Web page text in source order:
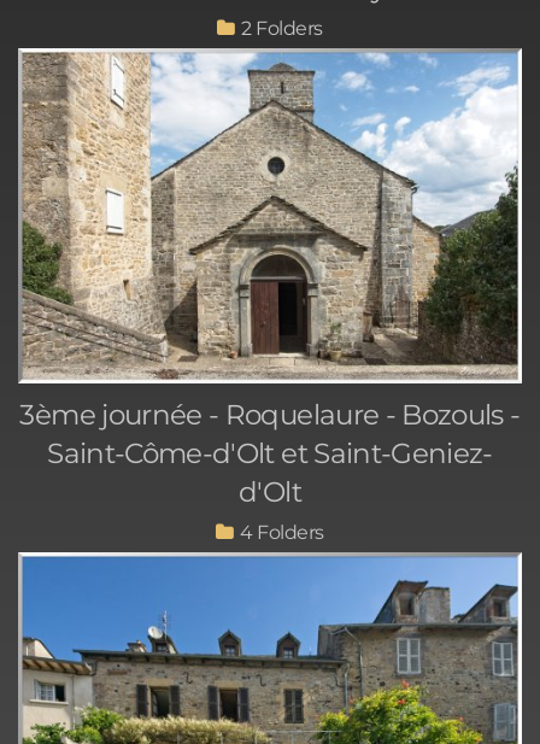
2
3ème journée - Roquelaure - Bozouls -
Saint-Côme-d'Olt et Saint-Geniez-
d'Olt
4